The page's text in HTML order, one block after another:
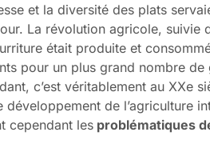
et la diversité des plats
La révolution agricole, suivie
était produite et
pour un plus grand nombre de
c’est véritablement au XXe
de l’agriculture
cependant les problématiques